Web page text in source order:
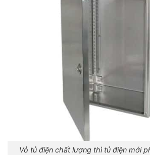
Vỏ tủ điện chất lượng thì tủ điện mới